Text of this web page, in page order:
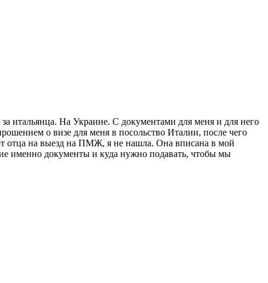
итальянца. На Украине. С документами для меня и для него
о визе для меня в посольство Италии, после чего
отца на выезд на ПМЖ, я не нашла. Она вписана в мой
именно документы и куда нужно подавать, чтобы мы